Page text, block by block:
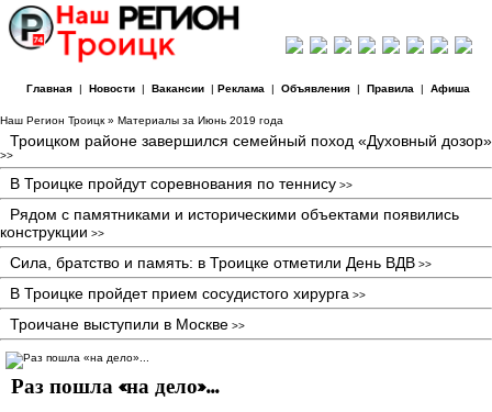
Главная| Новости| Вакансии| Реклама | Объявления| Правила | Афиша
Наш Регион Троицк » Материалы за Июнь 2019 года
Троицком районе завершился семейный поход «Духовный дозор»
>>
В Троицке пройдут соревнования по теннису >>
Рядом с памятниками и историческими объектами появились
конструкции >>
Сила, братство и память: в Троицке отметили День ВДВ >>
В Троицке пройдет прием сосудистого хирурга >>
Троичане выступили в Москве >>
Раз пошла «на дело»...